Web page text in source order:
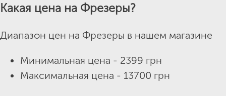
Какая цена на Фрезеры?
Диапазон цен на Фрезеры в нашем магазине
Минимальная цена - 2399 грн
Максимальная цена - 13700 грн